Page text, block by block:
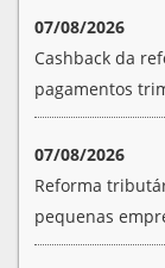
07/08/2026
Cashback da
pagamentos
07/08/2026
Reforma
pequenas